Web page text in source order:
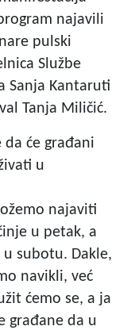
najavili
pulski
Službe
Sanja Kantaruti
Tanja Miličić.
će građani
u
najaviti
u petak, a
subotu. Dakle,
navikli, već
ćemo se, a ja
građane da u